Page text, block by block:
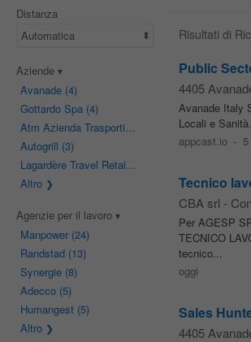
Distanza
Automatica
Aziende
Avanade(4)
Gottardo Spa(4)
Atm Azienda Trasporti Milanesi
(3)
Autogrill (3)
Lagardère Travel Retail
(3)
Altro
Agenzie per il lavoro
Manpower(24)
Randstad(13)
Synergie(8)
Adecco(5)
Humangest(5)
Altro
Risultati di
Public
4405
Avanade Italy
Locali e
appcast.io -
Tecnico
CBA srl -
Per AGESP
TECNICO
tecnico...
oggi
Sales
4405